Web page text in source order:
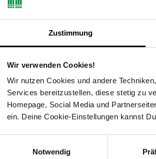
Zustimmung
Wir verwenden Cookies!
Wir nutzen Cookies und andere
Services bereitzustellen, diese stetig zu
Homepage, Social Media und
ein. Deine Cookie-Einstellungen kannst
Notwendig
Das mobile Induktionkochfeld von Caso
ist mit einem Sicherheitsschalter zum Schutz
die extra große Digitalanzeige und die
Artikelnummer: 3092692000
EAN: 4038437020182